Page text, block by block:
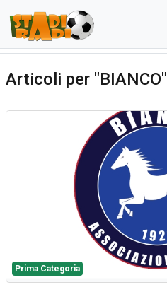
Articoli per "BIANCO"
Prima Categoria